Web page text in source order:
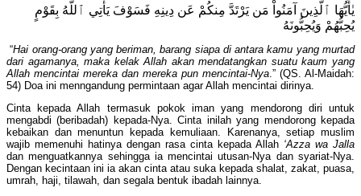
يٰأَيُّهَا ٱلَّذِينَ آمَنُواْ مَن يَرْتَدَّ مِنكُمْ عَن دِينِهِ فَسَوْفَ يَأْتِي ٱللَّهُ بِقَوْمٍ
يُحِبُّهُمْ وَيُحِبُّونَهُ
“Hai orang-orang yang beriman, barang siapa di antara kamu yang murtad
dari agamanya, maka kelak Allah akan mendatangkan suatu kaum yang
Allah mencintai mereka dan mereka pun mencintai-Nya.” (QS. Al-Maidah:
54) Doa ini menngandung permintaan agar Allah mencintai dirinya.
Cinta kepada Allah termasuk pokok iman yang mendorong diri untuk
mengabdi (beribadah) kepada-Nya. Cinta inilah yang mendorong kepada
kebaikan dan menuntun kepada kemuliaan. Karenanya, setiap muslim
wajib memenuhi hatinya dengan rasa cinta kepada Allah ‘Azza wa Jalla
dan menguatkannya sehingga ia mencintai utusan-Nya dan syariat-Nya.
Dengan kecintaan ini ia akan cinta atau suka kepada shalat, zakat, puasa,
umrah, haji, tilawah, dan segala bentuk ibadah lainnya.